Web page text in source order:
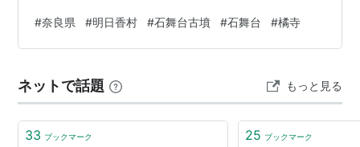
舞台のように見える その形状から古くから 石舞台と呼ば
れているそうです。 内部です。 「石舞台」が作られた方
すが 何処かな？ 稲渕棚田 に行く途中 道路工事で 片側通
行！ 待っている間 脇道に行くと「橘寺」 があり寄…
#奈良県 #明日香村 #石舞台古墳 #石舞台 #橘寺
ネットで話題 もっと見る
33 ブックマーク 25 ブックマーク